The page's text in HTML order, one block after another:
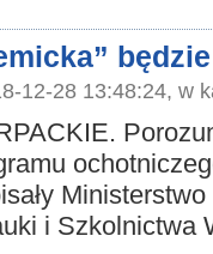
12-28 13:48:24, w
i Szkolnictwa